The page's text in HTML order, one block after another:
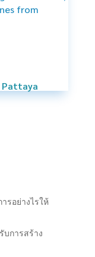
from
Pattaya
รอย่างไรให้
บการสร้าง